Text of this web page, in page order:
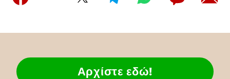
Αρχίστε εδώ!